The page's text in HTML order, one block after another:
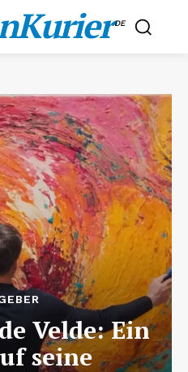
.DE
Velde: Ein
seine